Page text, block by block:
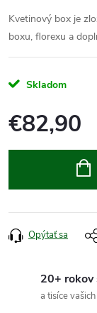
Kvetinový box je
boxu, florexu a
Skladom
€82,90
Opýtať sa
20+ rokov
a tisíce